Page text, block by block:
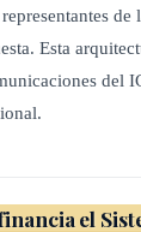
dentro del marco
dispondrá
de
Esta
del
el